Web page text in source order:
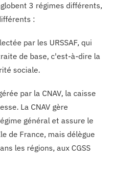
3 régimes différents,
:
par les URSSAF, qui
de base, c'est-à-dire la
sociale.
par la CNAV, la caisse
La CNAV gère
général et assure le
de France, mais délègue
les régions, aux CGSS